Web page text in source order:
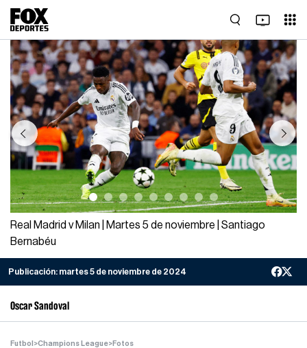
Previous Next
Real Madrid v Milan | Martes 5 de noviembre | Santiago
Bernabéu
Publicación: martes 5 de noviembre de 2024
Oscar Sandoval
Futbol >Champions League>Fotos